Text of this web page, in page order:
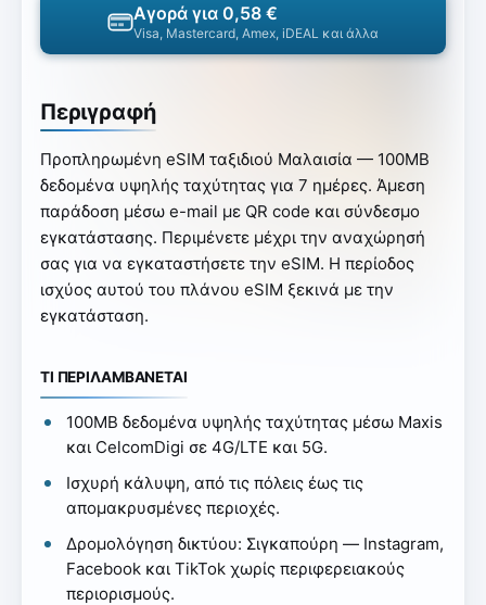
Περιγραφή
Προπληρωμένη eSIM ταξιδιού Μαλαισία — 100MB
δεδομένα υψηλής ταχύτητας για 7 ημέρες. Άμεση
παράδοση μέσω e-mail με QR code και σύνδεσμο
εγκατάστασης. Περιμένετε μέχρι την αναχώρησή
σας για να εγκαταστήσετε την eSIM. Η περίοδος
ισχύος αυτού του πλάνου eSIM ξεκινά με την
εγκατάσταση.
ΤΙ ΠΕΡΙΛΑΜΒΑΝΕΤΑΙ
100MB δεδομένα υψηλής ταχύτητας μέσω Maxis
και CelcomDigi σε 4G/LTE και 5G.
Ισχυρή κάλυψη, από τις πόλεις έως τις
απομακρυσμένες περιοχές.
Δρομολόγηση δικτύου: Σιγκαπούρη — Instagram,
Facebook και TikTok χωρίς περιφερειακούς
περιορισμούς.
Αγορά για 0,58 €
Visa, Mastercard, Amex, iDEAL και άλλα